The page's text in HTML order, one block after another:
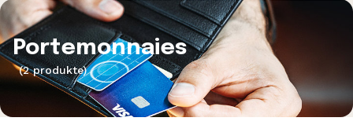
Portemonnaies
(2 produkte)